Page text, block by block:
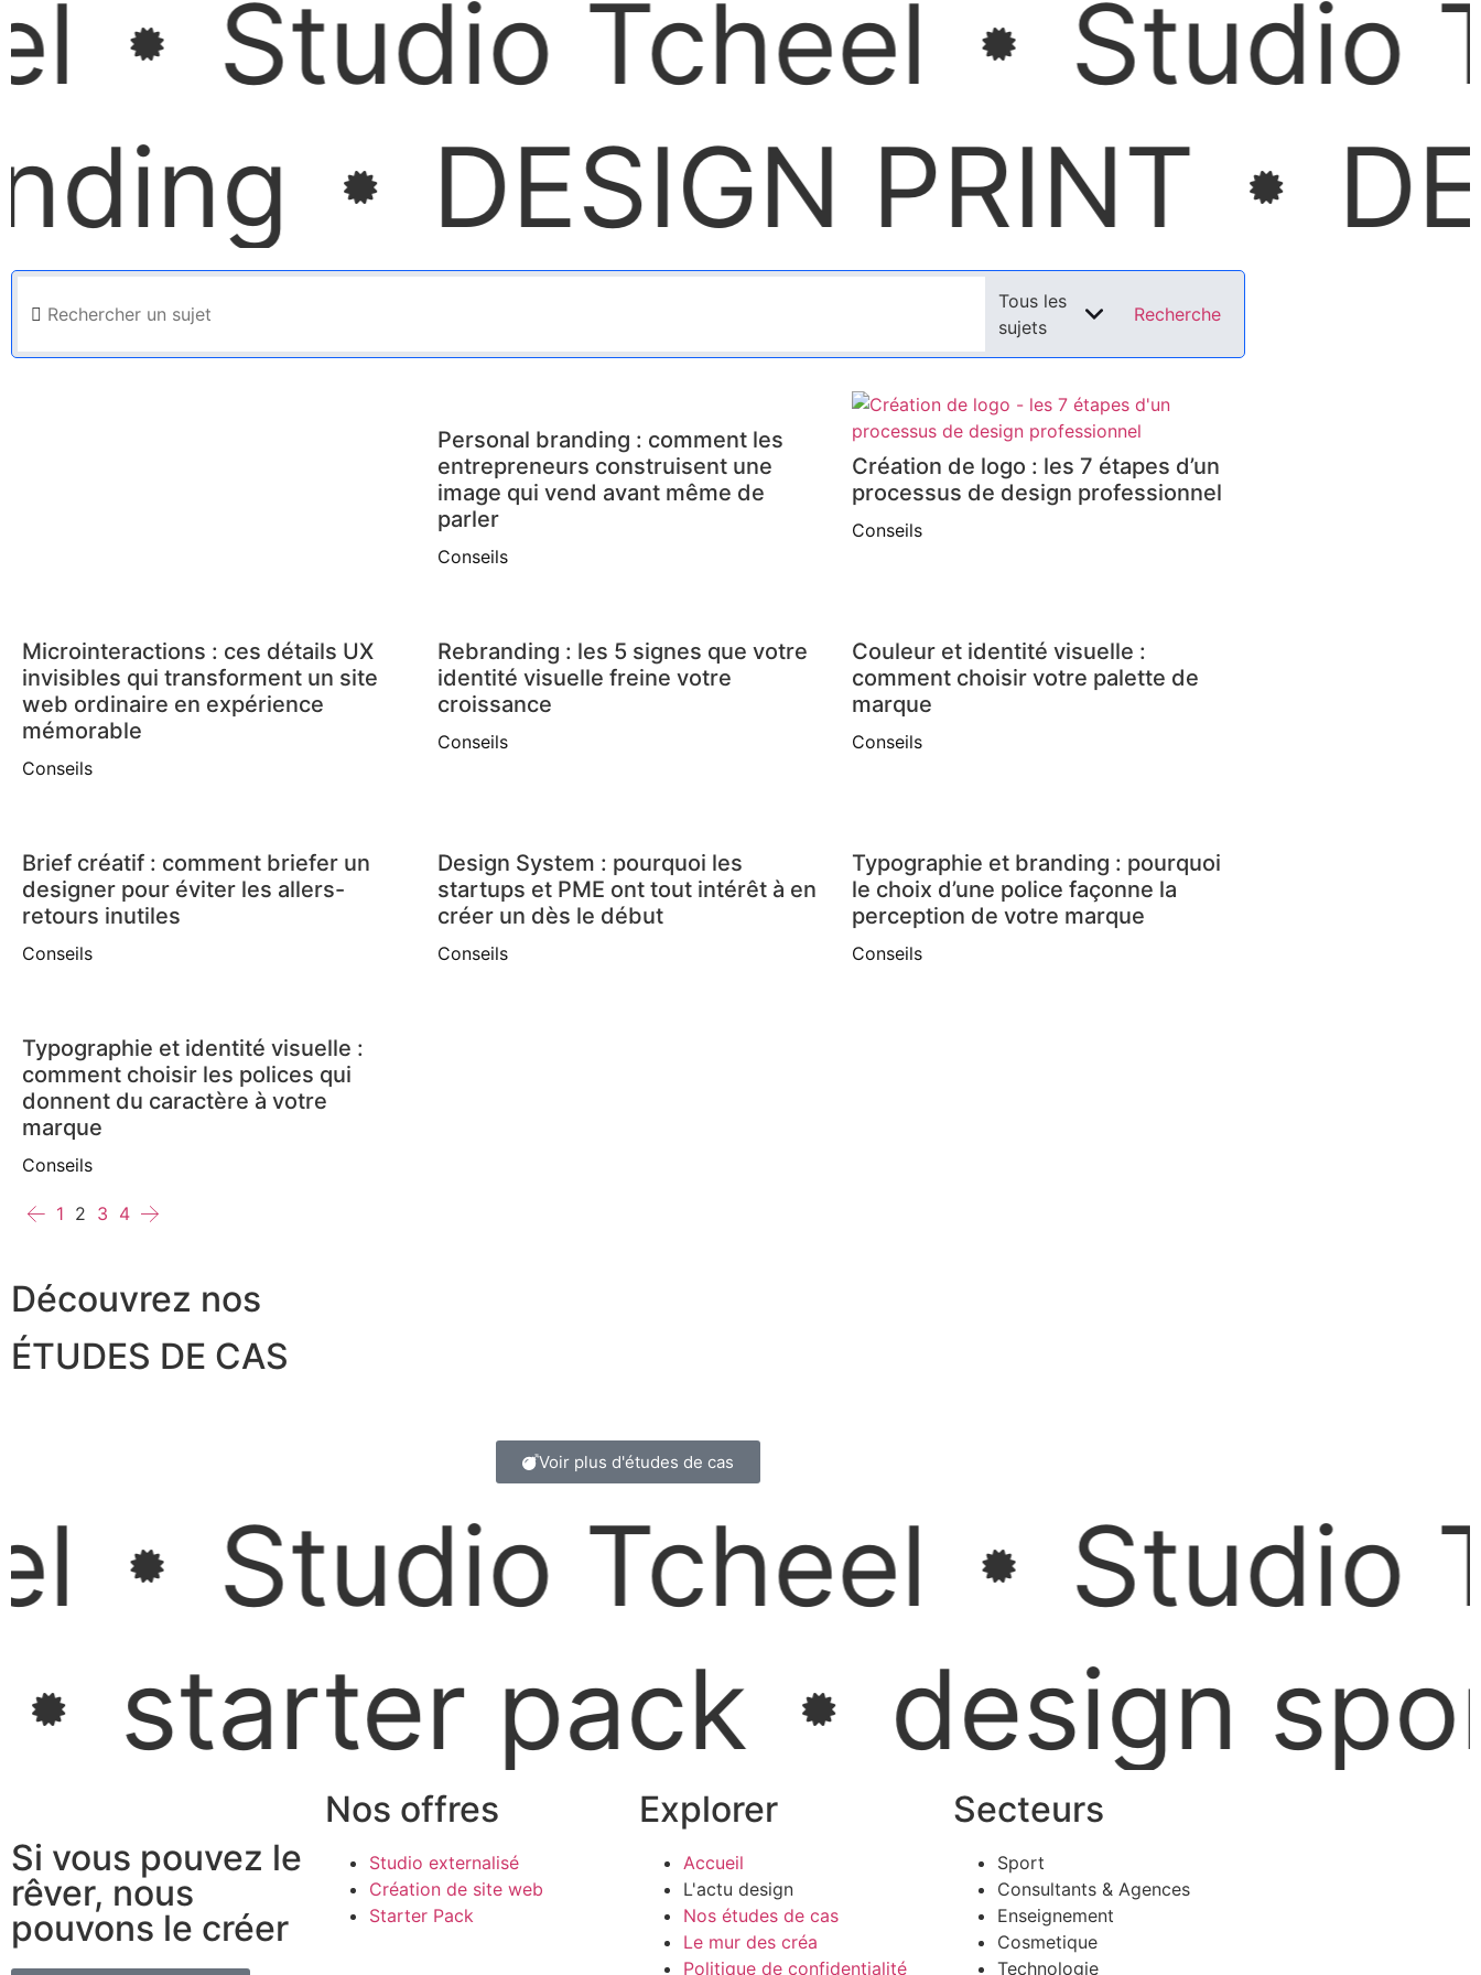
Studio Tcheel
Studio
DESIGN PRINT
Tous les
sujets
Recherche
Personal branding : comment les
entrepreneurs construisent une
image qui vend avant même de
parler
Conseils
Création de logo : les 7 étapes d’un
processus de design professionnel
Conseils
Microinteractions : ces détails UX
invisibles qui transforment un site
web ordinaire en expérience
mémorable
Conseils
Rebranding : les 5 signes que votre
identité visuelle freine votre
croissance
Conseils
Couleur et identité visuelle :
comment choisir votre palette de
marque
Conseils
Brief créatif : comment briefer un
designer pour éviter les allers-
retours inutiles
Conseils
Design System : pourquoi les
startups et PME ont tout intérêt à en
créer un dès le début
Conseils
Typographie et branding : pourquoi
le choix d’une police façonne la
perception de votre marque
Conseils
Typographie et identité visuelle :
comment choisir les polices qui
donnent du caractère à votre
marque
Conseils
1 2 3 4
Découvrez nos
ÉTUDES DE CAS
LE PLUS GRAND CLUB OMNISPORTS DE FRANCE
CHAMPIONNES DE FRANCE 20224 & 2025 -
DÉCOUVRIR LE PROJET
ACTEUR CLÉ DANS LA PROMOTION DE LA RSE
DÉCOUVRIR LE PROJET
Voir plus d'études de cas
Studio Tcheel
Studio
starter pack
design
Si vous pouvez le
rêver, nous
pouvons le créer
Nos offres
Studio externalisé
Création de site web
Starter Pack
Explorer
Accueil
L'actu design
Nos études de cas
Le mur des créa
Politique de confidentialité
Secteurs
Sport
Consultants & Agences
Enseignement
Cosmetique
Technologie